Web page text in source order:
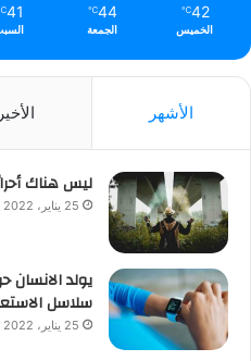
42
℃
الخميس
44
℃
الجمعة
41
الأشهر
ليس هناك
25 يناير، 2022
يولد
سلاسل
25 يناير، 2022